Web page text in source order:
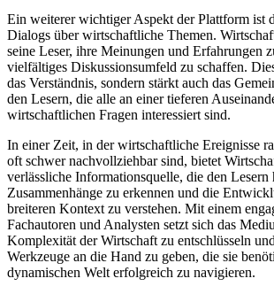
Ein weiterer wichtiger Aspekt der Plattform ist
Dialogs über wirtschaftliche Themen.
seine Leser, ihre Meinungen und Erfahrungen
vielfältiges Diskussionsumfeld zu schaffen.
das Verständnis, sondern stärkt auch das
den Lesern, die alle an einer tieferen
wirtschaftlichen Fragen interessiert sind.
In einer Zeit, in der wirtschaftliche Ereignisse
oft schwer nachvollziehbar sind, bietet
verlässliche Informationsquelle, die den
Zusammenhänge zu erkennen und die
breiteren Kontext zu verstehen. Mit einem
Fachautoren und Analysten setzt sich das
Komplexität der Wirtschaft zu entschlüsseln
Werkzeuge an die Hand zu geben, die sie
dynamischen Welt erfolgreich zu navigieren.